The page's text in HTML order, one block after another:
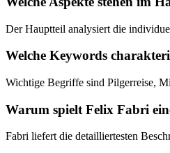
Der Hauptteil analysiert die
Welche Keywords
Wichtige Begriffe sind Pilgerreise,
Warum spielt Felix Fabri
Fabri liefert die detailliertesten